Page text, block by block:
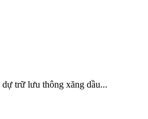
trữ lưu thông xăng dầu...